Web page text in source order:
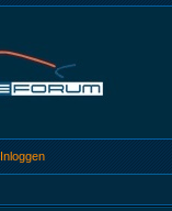
Inloggen